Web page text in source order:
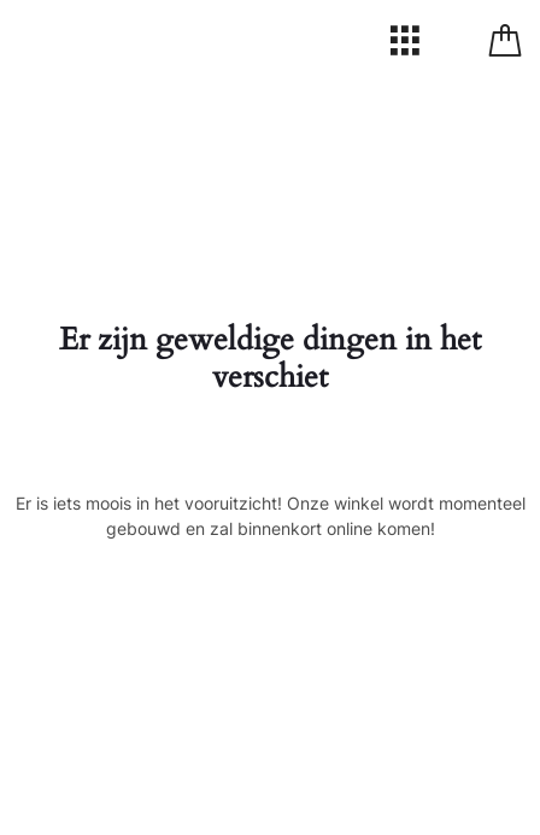
Er zijn geweldige dingen in het
verschiet
Er is iets moois in het vooruitzicht! Onze winkel wordt momenteel
gebouwd en zal binnenkort online komen!